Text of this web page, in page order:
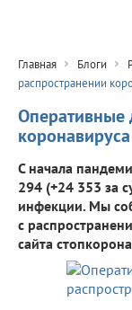
Главная Блоги
распространении
Оперативные
С начала
294 (+24 353 за
инфекции. Мы
с
сайта